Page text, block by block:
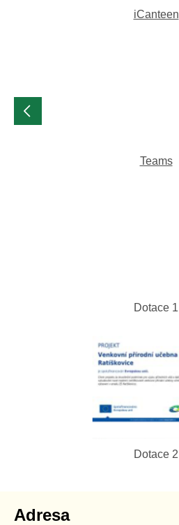
iCanteen
Teams
Dotace 1
Dotace 2
Adresa